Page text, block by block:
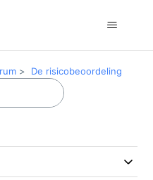
De risicobeoordeling